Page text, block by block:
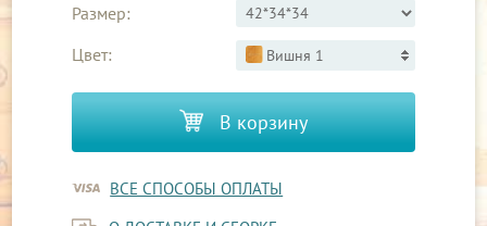
Размер:
Цвет:
Вишня 1
В корзину
ВСЕ СПОСОБЫ ОПЛАТЫ